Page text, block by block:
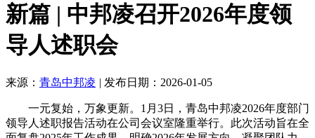
新篇 | 中邦凌召开2026年度领
导人述职会
来源： 青岛中邦凌 | 发布日期：2026-01-05
一元复始，万象更新。 1月3日，青岛中邦凌2026年度部门
领导人述职报告活动在公司会议室隆重举行。此次活动旨在全